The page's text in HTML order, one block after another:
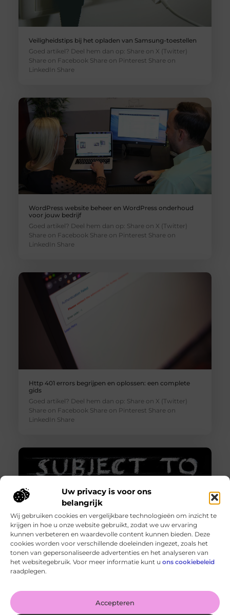
Uw privacy is voor ons
belangrijk
Wij gebruiken cookies en vergelijkbare technologieën om inzicht te
krijgen in hoe u onze website gebruikt, zodat we uw ervaring
kunnen verbeteren en waardevolle content kunnen bieden. Deze
cookies worden voor verschillende doeleinden ingezet, zoals het
tonen van gepersonaliseerde advertenties en het analyseren van
het websitegebruik. Voor meer informatie kunt u ons cookiebeleid
raadplegen.
Accepteren
Veiligheidstips bij het opladen van Samsung-toestellen
Goed artikel? Deel hem dan op: Share on X (Twitter)
Share on Facebook Share on Pinterest Share on
LinkedIn Share
WordPress website beheer en WordPress onderhoud
voor jouw bedrijf
Goed artikel? Deel hem dan op: Share on X (Twitter)
Share on Facebook Share on Pinterest Share on
LinkedIn Share
Http 401 errors begrijpen en oplossen: een complete
gids
Goed artikel? Deel hem dan op: Share on X (Twitter)
Share on Facebook Share on Pinterest Share on
LinkedIn Share
Http 401 error – Wat is het en hoe los je het op?
Goed artikel? Deel hem dan op: Share on X (Twitter)
Share on Facebook Share on Pinterest Share on